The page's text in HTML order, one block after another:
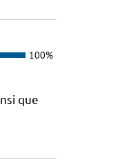
100%
que